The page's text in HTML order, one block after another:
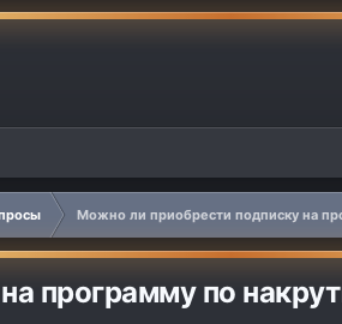
Можно ли приобрести подписку на
программу по